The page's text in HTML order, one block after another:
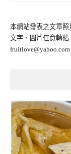
字:
本網站發表之文章照
文字、圖片任意轉
fruitlove@yahoo.com